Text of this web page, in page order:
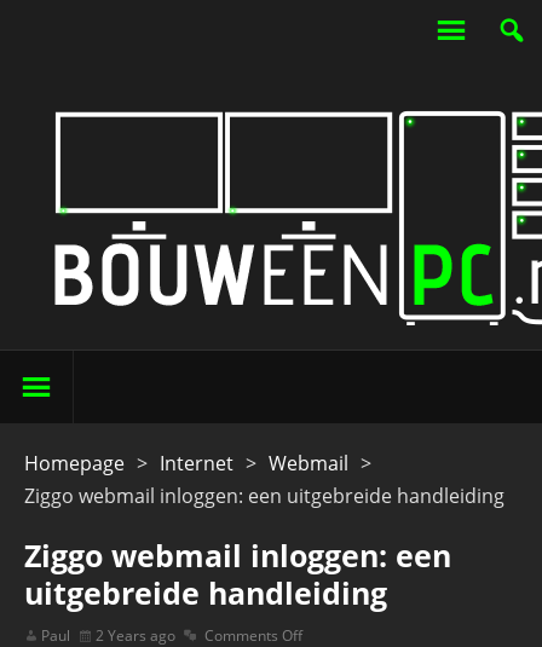
Homepage > Internet > Webmail >
Ziggo webmail inloggen: een uitgebreide handleiding
Ziggo webmail inloggen: een
uitgebreide handleiding
Paul 2 Years ago Comments Off